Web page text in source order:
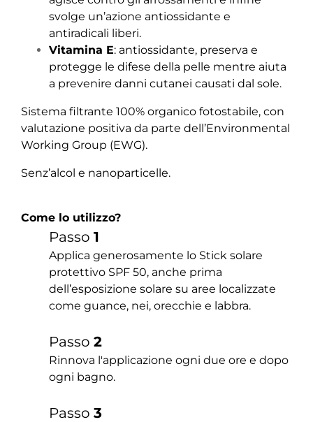
svolge un’azione antiossidante e
antiradicali liberi.
Vitamina E: antiossidante, preserva e
protegge le difese della pelle mentre aiuta
a prevenire danni cutanei causati dal sole.
Sistema filtrante 100% organico fotostabile, con
valutazione positiva da parte dell’Environmental
Working Group (EWG).
Senz’alcol e nanoparticelle.
Come lo utilizzo?
Passo 1
Applica generosamente lo Stick solare
protettivo SPF 50, anche prima
dell’esposizione solare su aree localizzate
come guance, nei, orecchie e labbra.
Passo 2
Rinnova l'applicazione ogni due ore e dopo
ogni bagno.
Passo 3